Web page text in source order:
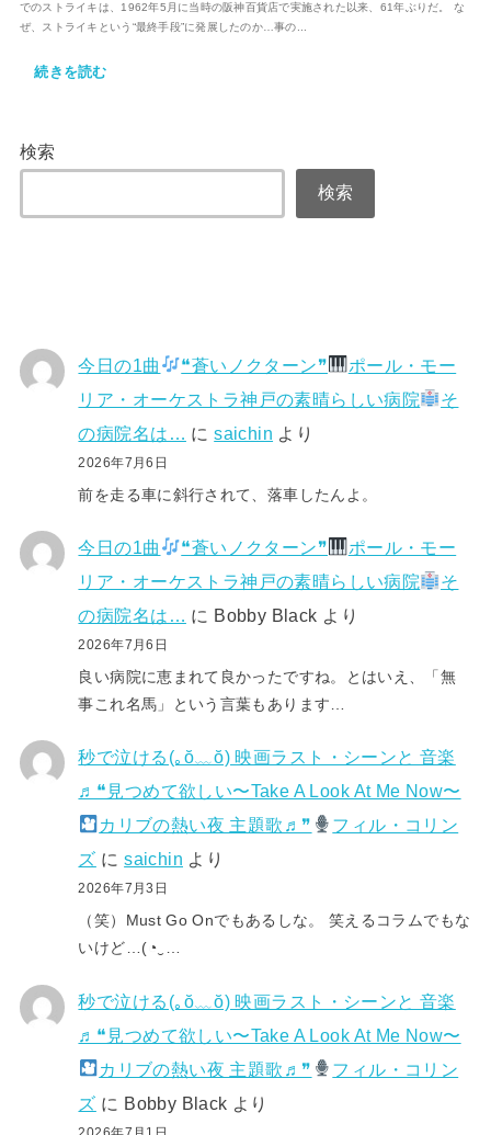
でのストライキは、1962年5月に当時の阪神百貨店で実施された以来、61年ぶりだ。 な
ぜ、ストライキという“最終手段”に発展したのか…事の...
続きを読む
検索
検索
今日の1曲 ❝蒼いノクターン❞
ポール・モー
リア・オーケストラ神戸の素晴らしい病院
そ
の病院名は…
にsaichin より
2026年7月6日
前を走る車に斜行されて、落車したんよ。
今日の1曲 ❝蒼いノクターン❞
ポール・モー
リア・オーケストラ神戸の素晴らしい病院
そ
の病院名は… に Bobby Black より
2026年7月6日
良い病院に恵まれて良かったですね。とはいえ、「無
事これ名馬」という言葉もあります…
秒で泣ける(⁠｡⁠ŏ⁠﹏⁠ŏ⁠) 映画ラスト・シーンと 音楽
♬❝見つめて欲しい〜Take A Look At Me Now〜
カリブの熱い夜 主題歌♬❞
フィル・コリン
ズ にsaichin より
2026年7月3日
（笑）Must Go Onでもあるしな。 笑えるコラムでもな
いけど…(⁠◔⁠‿⁠…
秒で泣ける(⁠｡⁠ŏ⁠﹏⁠ŏ⁠) 映画ラスト・シーンと 音楽
♬❝見つめて欲しい〜Take A Look At Me Now〜
カリブの熱い夜 主題歌♬❞
フィル・コリン
ズ に Bobby Black より